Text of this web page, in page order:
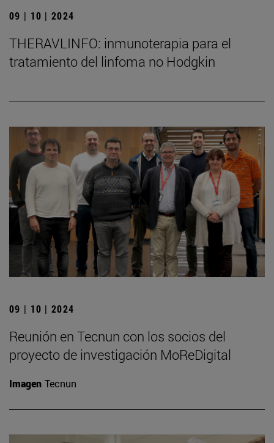
09 | 10 | 2024
THERAVLINFO: inmunoterapia para el
tratamiento del linfoma no Hodgkin
09 | 10 | 2024
Reunión en Tecnun con los socios del
proyecto de investigación MoReDigital
Imagen Tecnun